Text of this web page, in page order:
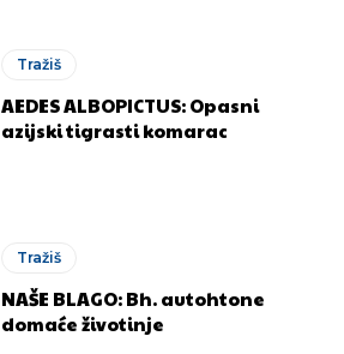
Tražiš
AEDES ALBOPICTUS: Opasni
azijski tigrasti komarac
Tražiš
NAŠE BLAGO: Bh. autohtone
domaće životinje